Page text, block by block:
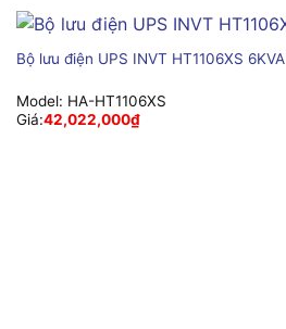
Bộ lưu điện UPS INVT HT1106XS 6KVA
Model: HA-HT1106XS
Giá:42,022,000₫